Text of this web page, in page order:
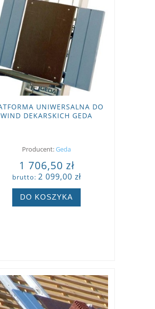
UNIWERSALNA DO
WIND DEKARSKICH GEDA
Producent:Geda
1 706,50 zł
brutto: 2 099,00 zł
DO KOSZYKA